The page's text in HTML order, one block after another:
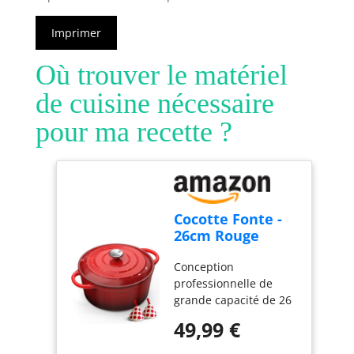
Imprimer
Où trouver le matériel
de cuisine nécessaire
pour ma recette ?
Cocotte Fonte -
26cm Rouge
Four Hollandais
avec Couvercle,
Topbooc 5L
Dutch Oven
Émaillée
Conception
professionnelle de
grande capacité de 26
kg, Topbooc casserole
49,99 €